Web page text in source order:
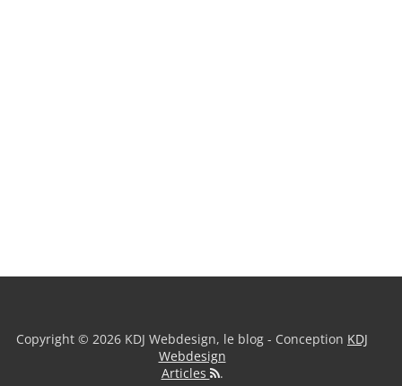
Copyright © 2026 KDJ Webdesign, le blog - Conception KDJ
Webdesign
Articles
.